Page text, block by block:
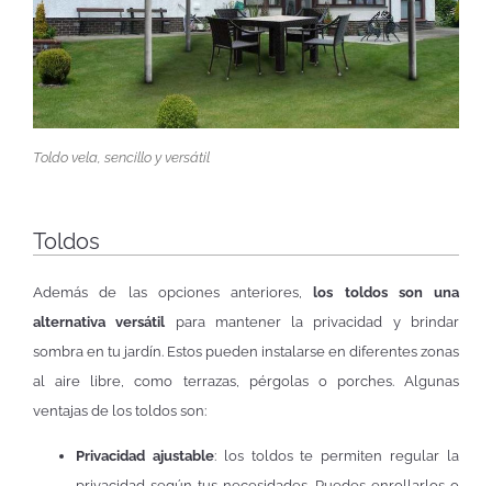
Toldo vela, sencillo y versátil
Toldos
Además de las opciones anteriores,los toldos son una
alternativa versátil para mantener la privacidad y brindar
sombra en tu jardín. Estos pueden instalarse en diferentes zonas
al aire libre, como terrazas, pérgolas o porches. Algunas
ventajas de los toldos son:
Privacidad ajustable: los toldos te permiten regular la